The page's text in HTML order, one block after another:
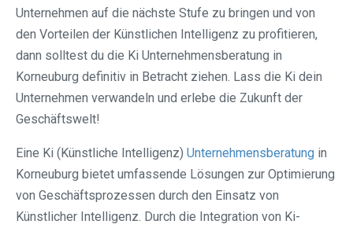
Unternehmen auf die nächste Stufe zu bringen und von
den Vorteilen der Künstlichen Intelligenz zu profitieren,
dann solltest du die Ki Unternehmensberatung in
Korneuburg definitiv in Betracht ziehen. Lass die Ki dein
Unternehmen verwandeln und erlebe die Zukunft der
Geschäftswelt!
Eine Ki (Künstliche Intelligenz) Unternehmensberatung in
Korneuburg bietet umfassende Lösungen zur Optimierung
von Geschäftsprozessen durch den Einsatz von
Künstlicher Intelligenz. Durch die Integration von Ki-